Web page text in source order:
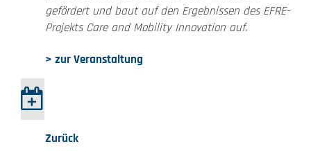
gefördert und baut auf den Ergebnissen des EFRE-
Projekts Care and Mobility Innovation auf.
> zur Veranstaltung
Zurück